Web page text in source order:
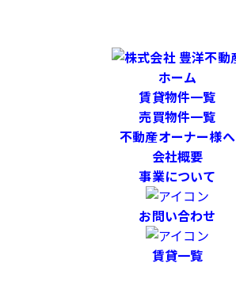
ホーム
賃貸物件一覧
売買物件一覧
不動産オーナー様へ
会社概要
事業について
お問い合わせ
賃貸一覧